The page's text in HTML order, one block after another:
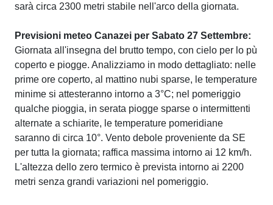
sarà circa 2300 metri stabile nell'arco della giornata.
Previsioni meteo Canazei per Sabato 27 Settembre:
Giornata all'insegna del brutto tempo, con cielo per lo pù
coperto e piogge. Analizziamo in modo dettagliato: nelle
prime ore coperto, al mattino nubi sparse, le temperature
minime si attesteranno intorno a 3°C; nel pomeriggio
qualche pioggia, in serata piogge sparse o intermittenti
alternate a schiarite, le temperature pomeridiane
saranno di circa 10°. Vento debole proveniente da SE
per tutta la giornata; raffica massima intorno ai 12 km/h.
L'altezza dello zero termico è prevista intorno ai 2200
metri senza grandi variazioni nel pomeriggio.